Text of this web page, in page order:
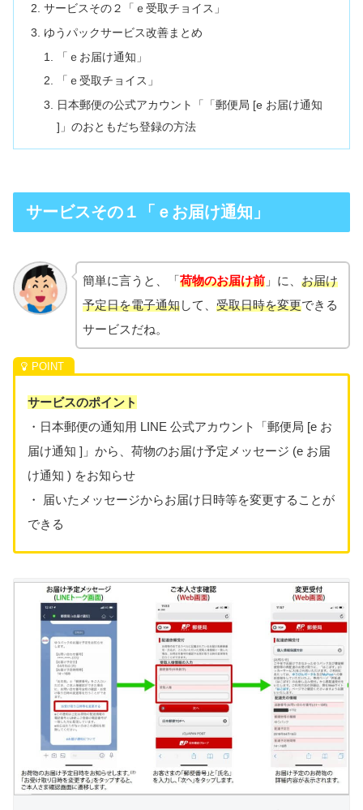
サービスその２「ｅ受取チョイス」
ゆうパックサービス改善まとめ
「ｅお届け通知」
「ｅ受取チョイス」
日本郵便の公式アカウント「「郵便局 [e お届け通知
]」のおともだち登録の方法
サービスその１「ｅお届け通知」
簡単に言うと、「荷物のお届け前」に、 お届け
予定日を電子通知して、 受取日時を変更できる
サービスだね。
サービスのポイント
・日本郵便の通知用 LINE 公式アカウント「郵便局 [e お
届け通知 ]」から、荷物のお届け予定メッセージ (e お届
け通知 ) をお知らせ
・ 届いたメッセージからお届け日時等を変更することが
できる